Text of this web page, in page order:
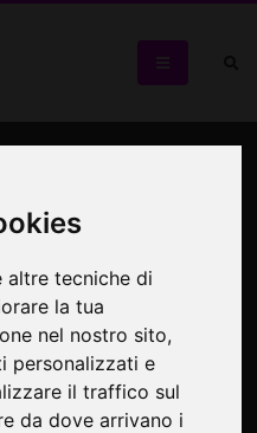
altre tecniche di
la tua
nel nostro sito,
personalizzati e
il traffico sul
da dove arrivano i
italiana di Andrej